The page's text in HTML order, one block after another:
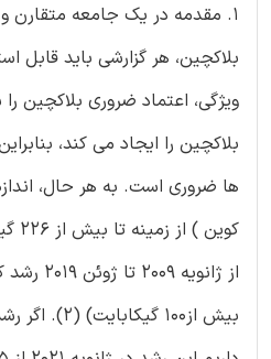
1. مقدمه در یک جامعه
بلاکچین، هر گزارشی باید قابل
ویژگی، اعتماد ضروری بلاکچین
بلاکچین را ایجاد می کند،
از
بیش از100